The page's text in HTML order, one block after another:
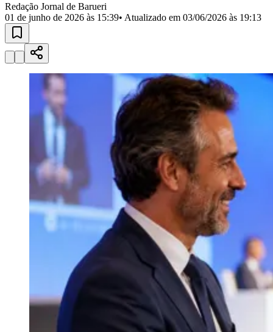
VistaCalifórniaCarapicuíba
RegiãoCotia Cruz PretaEngenho NovoFazenda
Militar
Califórnia
Esperança
JulioJardim Líbano
MutingaJardim ParaísoJardim PaulistaJardim ReginaliceJardim São
Jardim São Pedro Jardim São SilvestreJardim SilveiraJardim
Jardim Tupanci Nova Aldeinha Osasco
Parque dos
Parque Imperial Parque Santa LuziaParque VianaPirapora
do Bom JesusRecanto Phrynéa
Silveira Tamboré Vila Barros Vila Boa Vista
Vila Engenho Novo Vila Márcia
Vila Nossa Sra. da
Vila Porto
Para Sua Empresa
Anuncie no Portal
Guia de Empresas
Divulgar Vagas
Publicidade Legal
Negócios Regionais
Segurança Regional
Hospitais Estaduais
Parques & Represas
Cidades da Região
CarapicuíbaJandira ItapeviCotia
Caieiras
Franco da
Redação Jornal de Barueri
01 de junho de 2026 às 15:39• Atualizado em 03/06/2026 às 19:13